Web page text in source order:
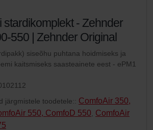
stardikomplekt - Zehnder
550 | Zehnder Original
siseõhu puhtana hoidmiseks ja
kaitsmiseks saasteainete eest - ePM1
järgmistele toodetele:: ComfoAir 350,
550, ComfoD 550 ComfoAir